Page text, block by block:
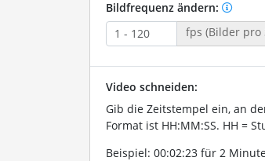
Bildfrequenz ändern:
fps (Bilder pro
Video schneiden:
Gib die Zeitstempel ein, an
Format ist HH:MM:SS. HH =
Beispiel: 00:02:23 für 2